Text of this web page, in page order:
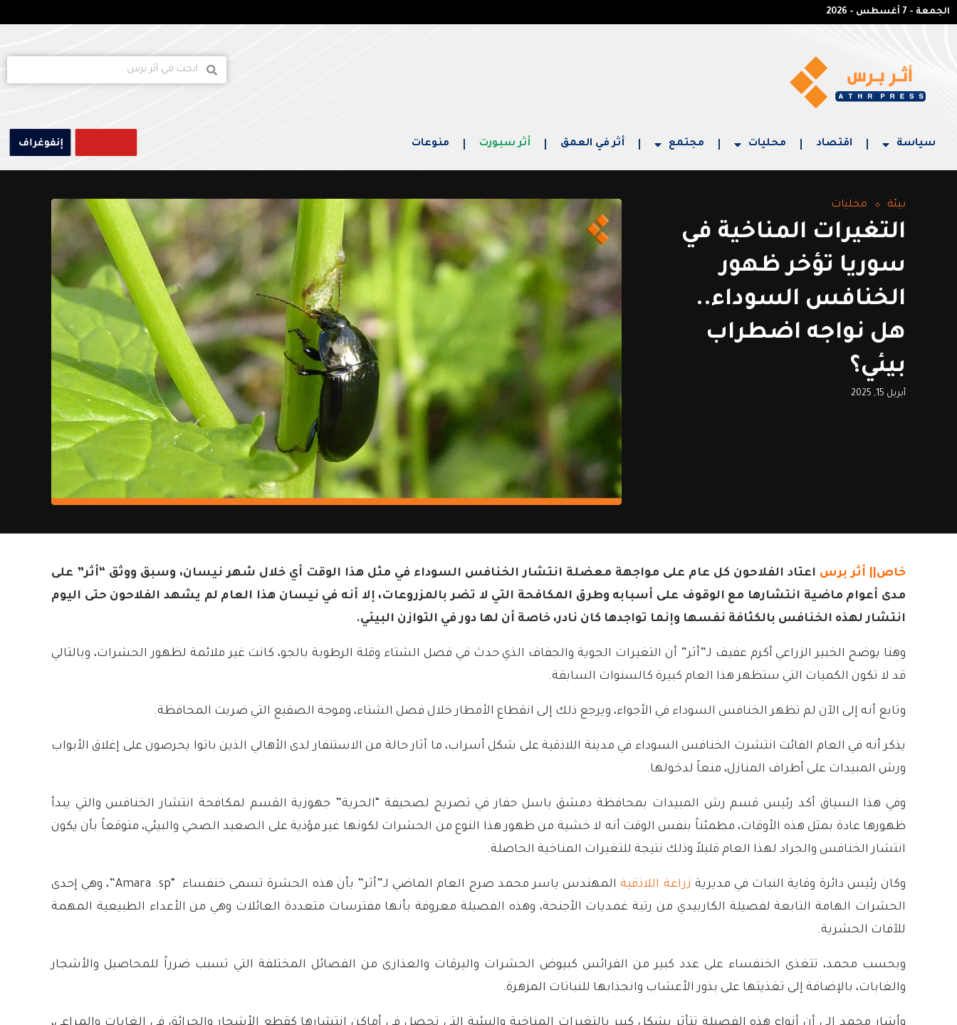
الجمعة - 7 أغسطس - 2026
سياسة اقتصاد محليات مجتمع أثر في العمق أثر سبورت منوعات
بيئة محليات
التغيرات المناخية في
سوريا تؤخر ظهور
الخنافس السوداء..
هل نواجه اضطراب
بيئي؟
أبريل 15, 2025
خاص|| أثر برس اعتاد الفلاحون كل عام على مواجهة معضلة انتشار الخنافس السوداء في مثل هذا الوقت أي خلال شهر نيسان، وسبق ووثق “أثر” على
مدى أعوام ماضية انتشارها مع الوقوف على أسبابه وطرق المكافحة التي لا تضر بالمزروعات، إلا أنه في نيسان هذا العام لم يشهد الفلاحون حتى اليوم
انتشار لهذه الخنافس بالكثافة نفسها وإنما تواجدها كان نادر، خاصة أن لها دور في التوازن البيئي.
وهنا يوضح الخبير الزراعي أكرم عفيف لـ”أثر” أن التغيرات الجوية والجفاف الذي حدث في فصل الشتاء وقلة الرطوبة بالجو، كانت غير ملائمة لظهور الحشرات، وبالتالي
قد لا تكون الكميات التي ستظهر هذا العام كبيرة كالسنوات السابقة.
وتابع أنه إلى الآن لم تظهر الخنافس السوداء في الأجواء، ويرجع ذلك إلى انقطاع الأمطار خلال فصل الشتاء، وموجة الصقيع التي ضربت المحافظة.
يذكر أنه في العام الفائت انتشرت الخنافس السوداء في مدينة اللاذقية على شكل أسراب، ما أثار حالة من الاستنفار لدى الأهالي الذين باتوا يحرصون على إغلاق الأبواب
ورش المبيدات على أطراف المنازل، منعاً لدخولها.
وفي هذا السياق أكد رئيس قسم رش المبيدات بمحافظة دمشق باسل حفار في تصريح لصحيفة “الحرية” جهوزية القسم لمكافحة انتشار الخنافس والتي يبدأ
ظهورها عادة بمثل هذه الأوقات، مطمئناً بنفس الوقت أنه لا خشية من ظهور هذا النوع من الحشرات لكونها غير مؤذية على الصعيد الصحي والبيئي، متوقعاً بأن يكون
انتشار الخنافس والجراد لهذا العام قليلاً وذلك نتيجة للتغيرات المناخية الحاصلة.
وكان رئيس دائرة وقاية النبات في مديرية زراعة اللاذقية
المهندس ياسر محمد صرح العام الماضي لـ”أثر” بأن هذه الحشرة تسمى خنفساء “Amara .sp”، وهي إحدى
الحشرات الهامة التابعة لفصيلة الكاربيدي من رتبة غمديات الأجنحة، وهذه الفصيلة معروفة بأنها مفترسات متعددة العائلات وهي من الأعداء الطبيعية المهمة
للآفات الحشرية.
وبحسب محمد، تتغذى الخنفساء على عدد كبير من الفرائس كبيوض الحشرات واليرقات والعذارى من الفصائل المختلفة التي تسبب ضرراً للمحاصيل والأشجار
والغابات، بالإضافة إلى تغذيتها على بذور الأعشاب وانجذابها للنباتات المزهرة.